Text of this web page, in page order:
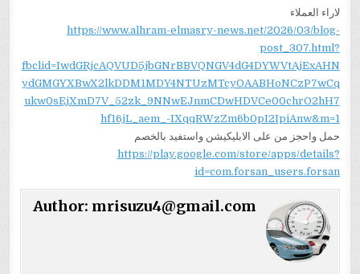
لاراء العملاء
https://www.alhram-elmasry-news.net/2026/03/blog-
post_307.html?
fbclid=IwdGRjcAQVUD5jbGNrBBVQNGV4dG4DYWVtAjExAHN
ydGMGYXBwX2lkDDM1MDY4NTUzMTcyOAABHoNCzP7wCq
ukw0sEjXmD7V_52zk_9NNwEJnmCDwHDVCe00chrO2hH7
hf16jL_aem_-IXqqRWzZm6b0pI2IpiAnw&m=1
حمل واحجز من على الابليكيشن واستفيد بالخصم
https://play.google.com/store/apps/details?
id=com.forsan_users.forsan
Author: mrisuzu4@gmail.com